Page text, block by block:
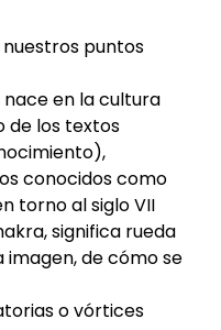
puntos
en la cultura
de los textos
conocidos como
torno al siglo VII
significa rueda
imagen, de cómo se
o vórtices